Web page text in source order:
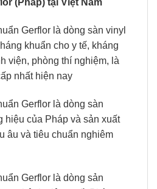
(Pháp) tại Việt Nam
Gerflor là dòng sàn vinyl
khuẩn cho y tế, kháng
viện, phòng thí nghiệm, là
nhất hiện nay
Gerflor là dòng sàn
hiệu của Pháp và sản xuất
âu và tiêu chuẩn nghiêm
Gerflor là dòng sản